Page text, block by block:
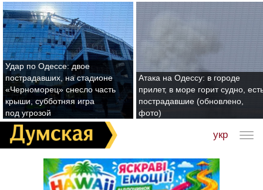
Удар по Одессе: двое
пострадавших, на стадионе
«Черноморец» снесло часть
крыши, субботняя игра
под угрозой
Атака на Одессу: в городе
прилет, в море горит судно,
пострадавшие (обновлено,
фото)
укр